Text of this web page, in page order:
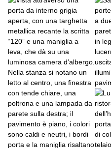
Ingrandire l'immagine